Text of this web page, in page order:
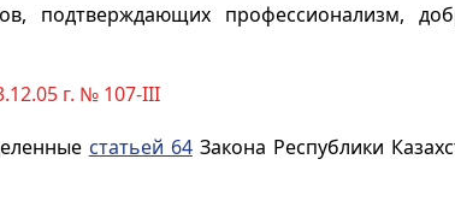
подтверждающих профессионализм,
г. № 107-III
статьей 64Закона Республики